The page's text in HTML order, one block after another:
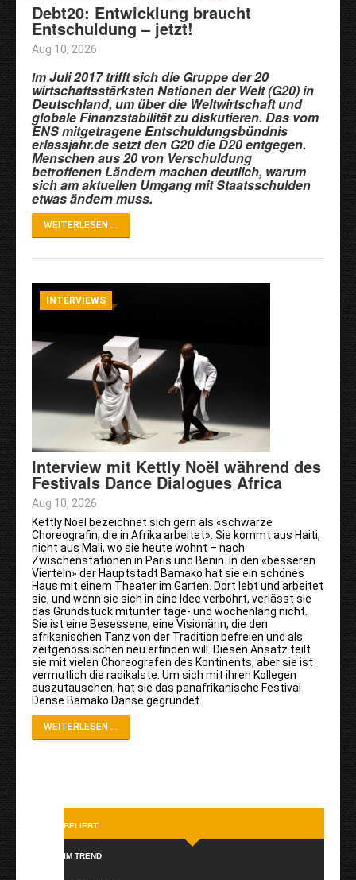
Debt20: Entwicklung braucht
Entschuldung – jetzt!
Aug 10, 2026
Im Juli 2017 trifft sich die Gruppe der 20
wirtschaftsstärksten Nationen der Welt (G20) in
Deutschland, um über die Weltwirtschaft und
globale Finanzstabilität zu diskutieren. Das vom
ENS mitgetragene Entschuldungsbündnis
erlassjahr.de setzt den G20 die D20 entgegen.
Menschen aus 20 von Verschuldung
betroffenen Ländern machen deutlich, warum
sich am aktuellen Umgang mit Staatsschulden
etwas ändern muss.
WEITERLESEN ...
INTERVIEWS
Interview mit Kettly Noël während des
Festivals Dance Dialogues Africa
Aug 10, 2026
Kettly Noël bezeichnet sich gern als «schwarze
Choreografin, die in Afrika arbeitet». Sie kommt aus Haiti,
nicht aus Mali, wo sie heute wohnt – nach
Zwischenstationen in Paris und Benin. In den «besseren
Vierteln» der Hauptstadt Bamako hat sie ein schönes
Haus mit einem Theater im Garten. Dort lebt und arbeitet
sie, und wenn sie sich in eine Idee verbohrt, verlässt sie
das Grundstück mitunter tage- und wochenlang nicht.
Sie ist eine Besessene, eine Visionärin, die den
afrikanischen Tanz von der Tradition befreien und als
zeitgenössischen neu erfinden will. Diesen Ansatz teilt
sie mit vielen Choreografen des Kontinents, aber sie ist
vermutlich die radikalste. Um sich mit ihren Kollegen
auszutauschen, hat sie das panafrikanische Festival
Dense Bamako Danse gegründet.
WEITERLESEN ...
BELIEBT
IM TREND